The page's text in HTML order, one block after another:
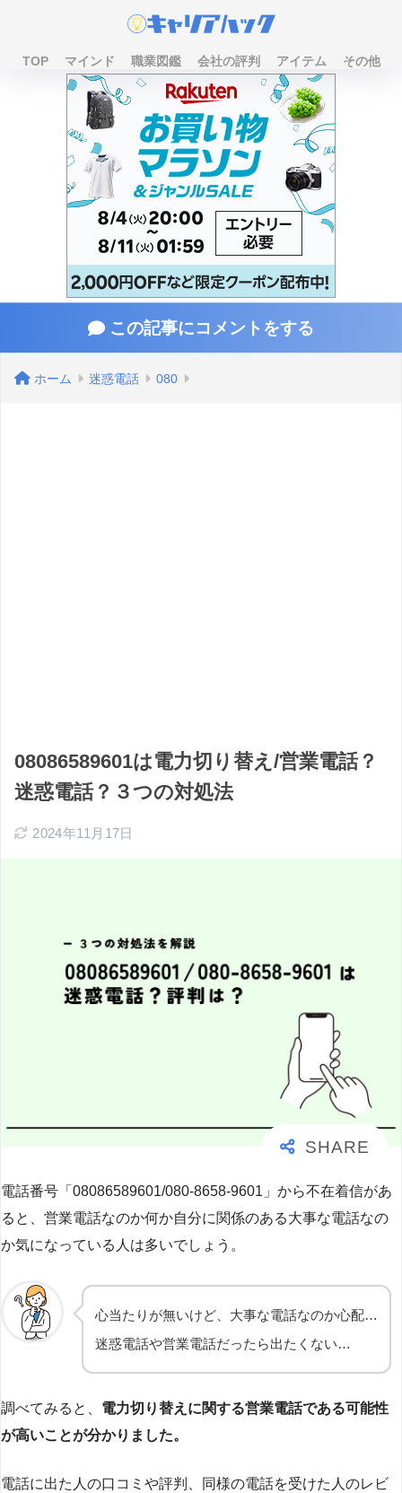
TOP マインド 職業図鑑 会社の評判 アイテム その他
この記事にコメントをする
ホーム 迷惑電話 080
08086589601は電力切り替え/営業電話？
迷惑電話？３つの対処法
2024年11月17日
電話番号「08086589601/080-8658-9601」から不在着信があ
ると、営業電話なのか何か自分に関係のある大事な電話なの
か気になっている人は多いでしょう。
心当たりが無いけど、大事な電話なのか心配…
迷惑電話や営業電話だったら出たくない…
調べてみると、 電力切り替えに関する営業電話である可能性
が高いことが分かりました。
電話に出た人の口コミや評判、同様の電話を受けた人のレビ